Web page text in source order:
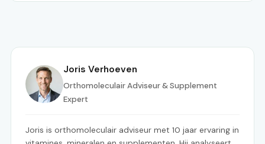
Joris Verhoeven
Orthomoleculair Adviseur & Supplement
Expert
Joris is orthomoleculair adviseur met 10 jaar ervaring in